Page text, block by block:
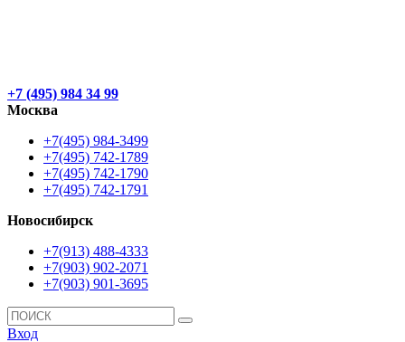
+7 (495) 984 34 99
Москва
+7(495) 984-3499
+7(495) 742-1789
+7(495) 742-1790
+7(495) 742-1791
Новосибирск
+7(913) 488-4333
+7(903) 902-2071
+7(903) 901-3695
Вход